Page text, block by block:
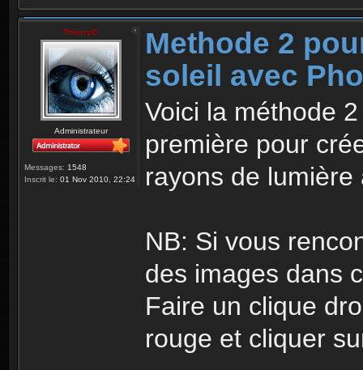
ThierryD
Administrateur
Messages: 1548
Inscrit le: 01 Nov 2010, 22:24
Methode 2
soleil avec
Voici la méthode
première pour
rayons de
NB: Si vous
des images dans
Faire un clique
rouge et cliquer